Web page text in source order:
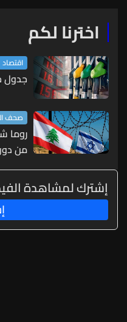
اخترنا لكم
اقتصاد
جدول
صحف
روما
من
مصادر
إشترك لمشاهدة